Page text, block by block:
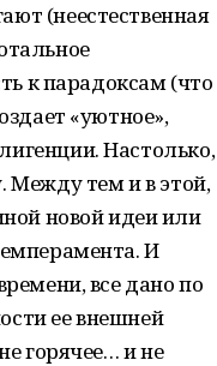
(неестественная
к парадоксам (что
«уютное»,
Настолько,
Между тем и в этой,
новой идеи или
И
все дано по
ее внешней
горячее… и не